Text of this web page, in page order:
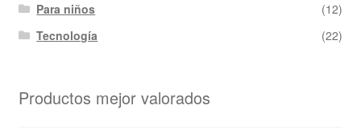
Para niños
(12)
Tecnología
(22)
Productos mejor valorados